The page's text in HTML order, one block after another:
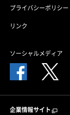
プライバシーポリシー
リンク
ソーシャルメディア
企業情報サイト